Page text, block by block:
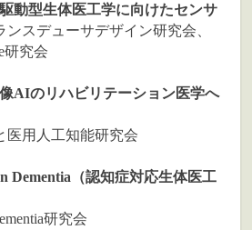
動型生体医工学に向けたセンサ
スデューサデザイン研究会、
研究会
AIのリハビリテーション医学へ
用人工知能研究会
Dementia（認知症対応生体医工
研究会